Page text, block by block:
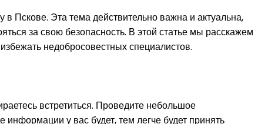
Пскове. Эта тема действительно важна и актуальна,
за свою безопасность. В этой статье мы расскажем
недобросовестных специалистов.
встретиться. Проведите небольшое
у вас будет, тем легче будет принять